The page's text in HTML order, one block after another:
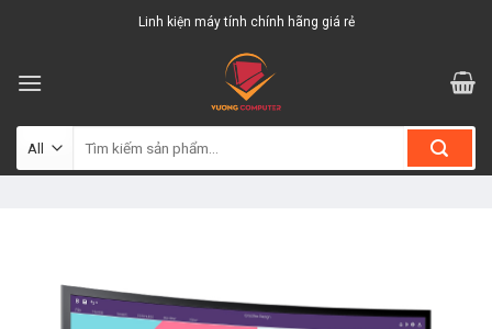
Linh kiện máy tính chính hãng giá rẻ
kiếm: